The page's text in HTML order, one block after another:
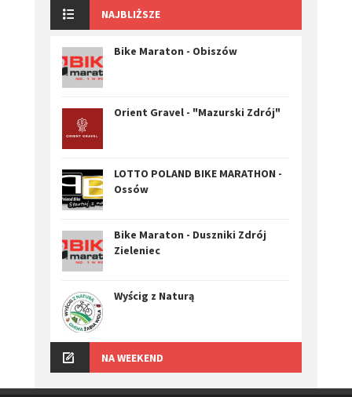
NAJBLIŻSZE
Bike Maraton - Obiszów
Orient Gravel - "Mazurski Zdrój"
LOTTO POLAND BIKE MARATHON -
Ossów
Bike Maraton - Duszniki Zdrój
Zieleniec
Wyścig z Naturą
NA WEEKEND